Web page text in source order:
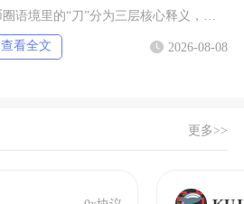
查看全文 2026-08-08
更多>>